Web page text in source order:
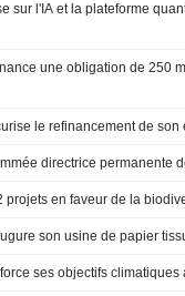
sur l'IA et la plateforme
une obligation de 250
le refinancement de
directrice permanente
projets en faveur de la
son usine de papier
ses objectifs